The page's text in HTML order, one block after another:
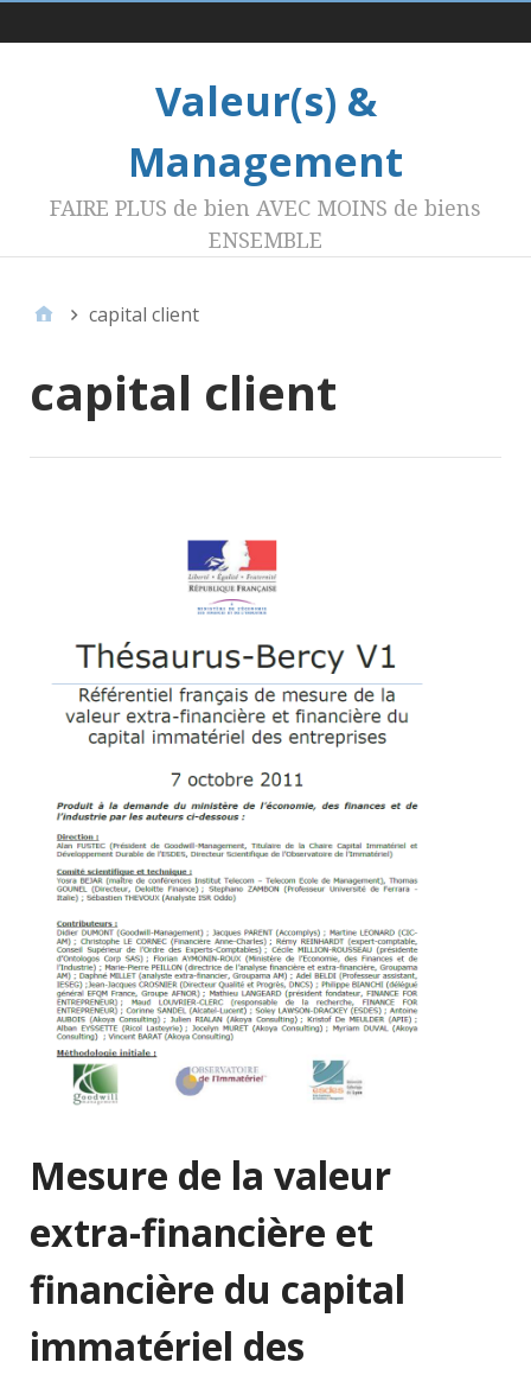
Menu 1
Valeur(s) &
Management
FAIRE PLUS de bien AVEC MOINS de biens
ENSEMBLE
capital client
capital client
Mesure de la valeur
extra-financière et
financière du capital
immatériel des